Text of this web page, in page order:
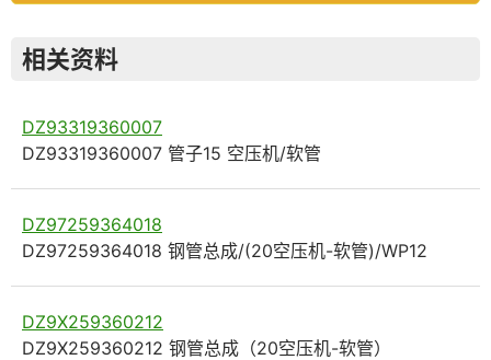
相关资料
DZ93319360007
DZ93319360007 管子15 空压机/软管
DZ97259364018
DZ97259364018 钢管总成/(20空压机-软管)/WP12
DZ9X259360212
DZ9X259360212 钢管总成（20空压机-软管）